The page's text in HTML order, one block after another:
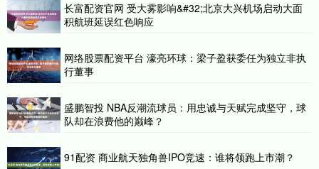
长富配资官网 受大雾影响&#32;北京大兴机场启动大面
积航班延误红色响应
网络股票配资平台 濠亮环球：梁子盈获委任为独立非执
行董事
盛鹏智投 NBA反潮流球员：用忠诚与天赋完成坚守，球
队却在浪费他的巅峰？
91配资 商业航天独角兽IPO竞速：谁将领跑上市潮？